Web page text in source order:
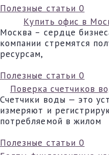
Полезные статьи 0
Купить офис в
Москва – сердце
компании стремятся
ресурсам,
Полезные статьи 0
Поверка счетчиков
Счетчики воды — это
измеряют и
потребляемой в жилом
Полезные статьи 0